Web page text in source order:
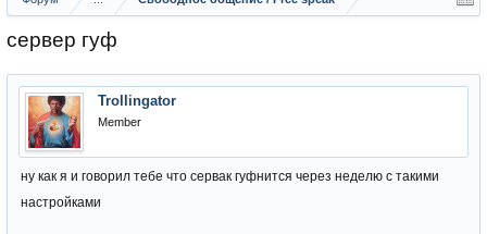
сервер гуф
Trollingator
Member
ну как я и говорил тебе что сервак гуфнится через неделю с такими
настройками